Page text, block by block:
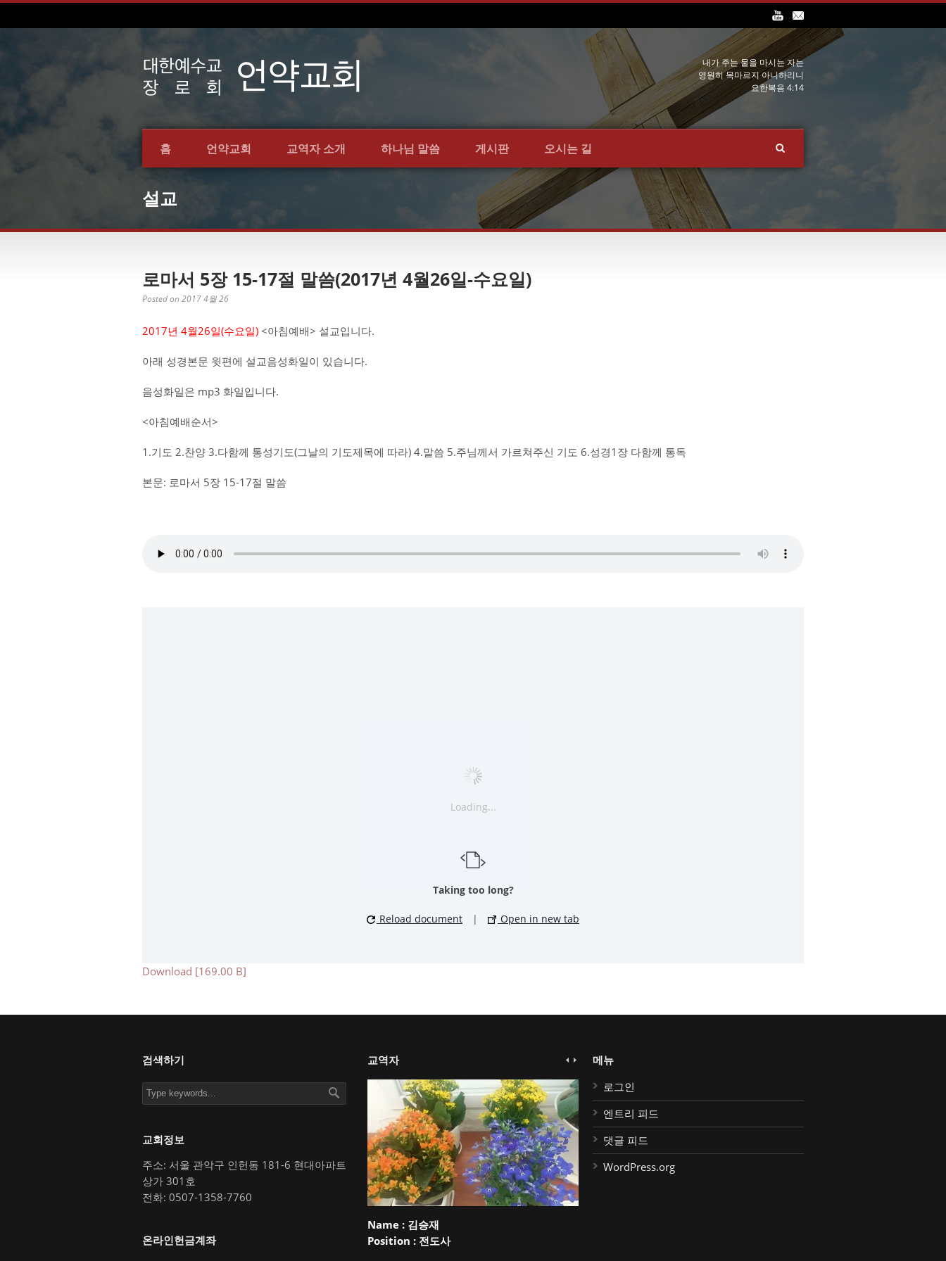
내가 주는 물을 마시는 자는
영원히 목마르지 아니하리니
요한복음 4:14
홈 언약교회 교역자 소개 하나님 말씀 게시판 오시는 길
설교
로마서 5장 15-17절 말씀(2017년 4월26일-수요일)
Posted on 2017 4월 26
2017년 4월26일(수요일) <아침예배> 설교입니다.
아래 성경본문 윗편에 설교음성화일이 있습니다.
음성화일은 mp3 화일입니다.
<아침예배순서>
1.기도 2.찬양 3.다함께 통성기도(그날의 기도제목에 따라) 4.말씀 5.주님께서 가르쳐주신 기도 6.성경1장 다함께 통독
본문: 로마서 5장 15-17절 말씀
Loading...
Taking too long?
Reload document | Open in new tab
Download [169.00 B]
검색하기
교회정보
주소: 서울 관악구 인헌동 181-6 현대아파트
상가 301호
전화: 0507-1358-7760
온라인헌금계좌
교역자
Name :김승재
Position :전도사
메뉴
로그인
엔트리 피드
댓글 피드
WordPress.org